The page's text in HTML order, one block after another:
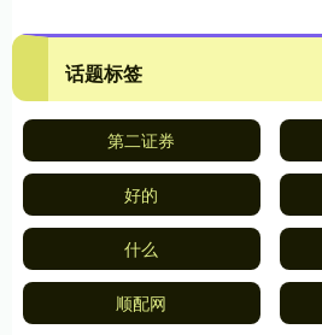
话题标签
第二证券
好的
什么
顺配网